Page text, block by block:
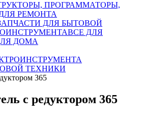
ПРОГРАММАТОРЫ,
РЕМОНТА
ДЛЯ БЫТОВОЙ
ВСЕ ДЛЯ
ДОМА
ТЕХНИКИ
365
с редуктором 365